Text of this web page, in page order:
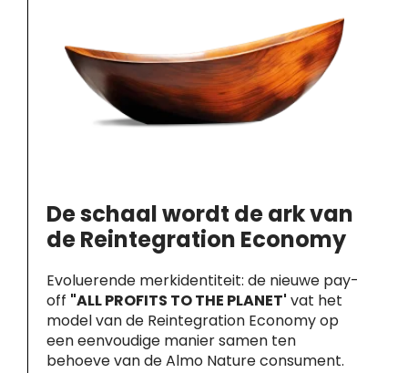
De schaal wordt de ark van
de Reintegration Economy
Evoluerende merkidentiteit: de nieuwe pay-
off "ALL PROFITS TO THE PLANET' vat het
model van de Reintegration Economy op
een eenvoudige manier samen ten
behoeve van de Almo Nature consument.